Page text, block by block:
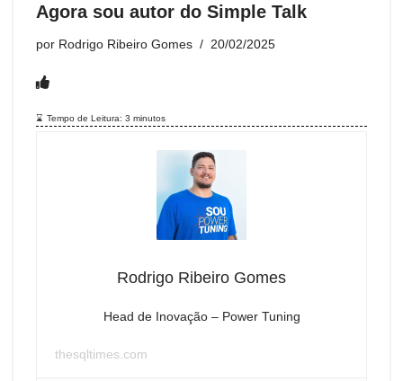
Agora sou autor do Simple Talk
por Rodrigo Ribeiro Gomes 20/02/2025
Tempo de Leitura: 3 minutos
Rodrigo Ribeiro Gomes
Head de Inovação – Power Tuning
thesqltimes.com